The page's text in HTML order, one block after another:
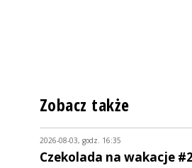
Zobacz także
2026-08-03, godz. 16:35
Czekolada na wakacje